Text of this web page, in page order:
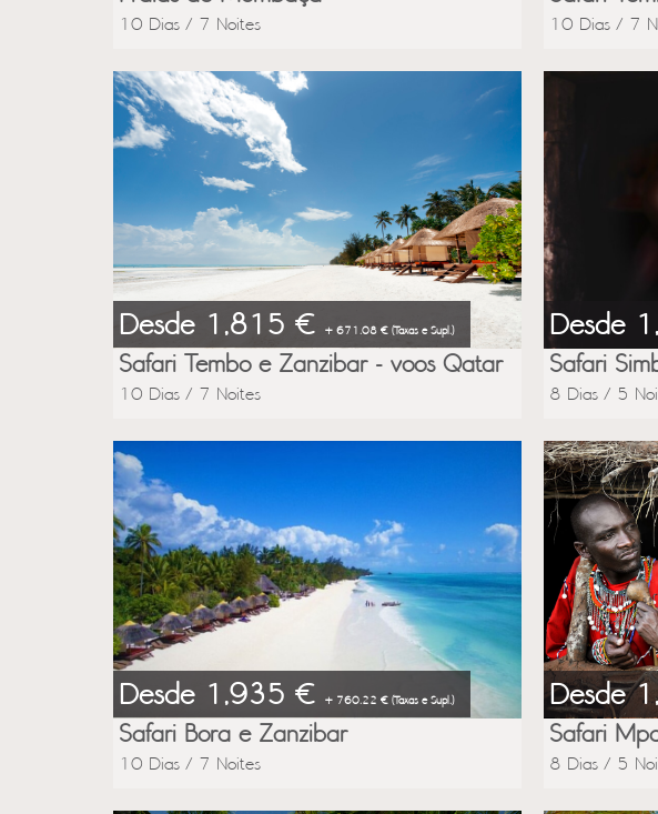
10 Dias / 7 Noites 10 Dias / 7
Desde 1,815 € + 671.08 € (Taxas e Supl.)
Safari Tembo e Zanzibar - voos Qatar
10 Dias / 7 Noites
Desde
Safari
8 Dias / 5
Desde 1,935 € + 760.22 € (Taxas e Supl.)
Safari Bora e Zanzibar
10 Dias / 7 Noites
Desde
Safari
8 Dias / 5